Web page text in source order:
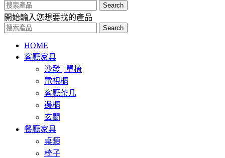
Search
開始輸入您想要找的產品
Search
HOME
客廳家具
沙發 | 單椅
電視櫃
客廳茶几
邊櫃
玄關
餐廳家具
桌類
椅子